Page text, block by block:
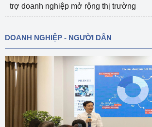
trợ doanh nghiệp mở rộng thị trường
DOANH NGHIỆP - NGƯỜI DÂN